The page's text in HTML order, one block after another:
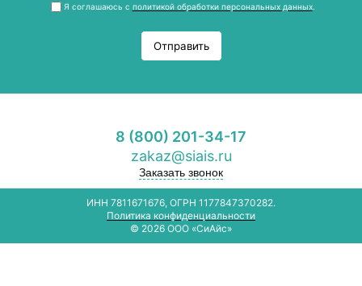
Я соглашаюсь с политикой обработки персональных данных.
Отправить
8 (800) 201-34-17
zakaz@siais.ru
Заказать звонок
ИНН 7811671676, ОГРН 1177847370282.
Политика конфиденциальности
© 2026 ООО «СиАйс»